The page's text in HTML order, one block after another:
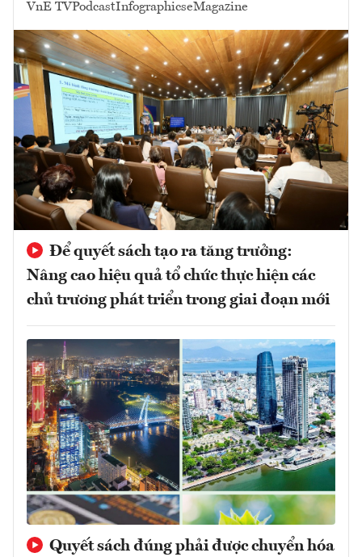
VnE TVPodcastInfographicseMagazine
Để quyết sách tạo ra tăng trưởng:
Nâng cao hiệu quả tổ chức thực hiện các
chủ trương phát triển trong giai đoạn mới
Quyết sách đúng phải được chuyển hóa